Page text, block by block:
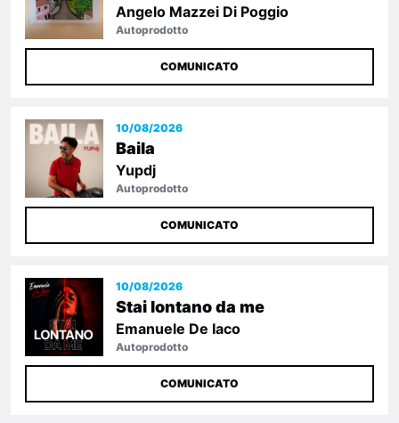
Angelo Mazzei Di Poggio
Autoprodotto
COMUNICATO
10/08/2026
Baila
Yupdj
Autoprodotto
COMUNICATO
10/08/2026
Stai lontano da me
Emanuele De Iaco
Autoprodotto
COMUNICATO